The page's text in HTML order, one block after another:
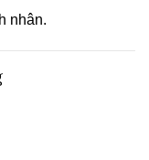
nhân.